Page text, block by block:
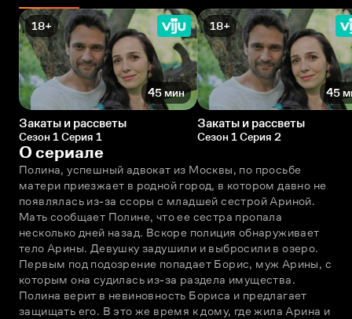
18+
45 мин
Закаты и рассветы
Сезон 1 Серия 1
18+
45
Закаты и рассветы
Сезон 1 Серия 2
О сериале
Полина, успешный адвокат из Москвы, по просьбе
матери приезжает в родной город, в котором давно не
появлялась из-за ссоры с младшей сестрой Ариной.
Мать сообщает Полине, что ее сестра пропала
несколько дней назад. Вскоре полиция обнаруживает
тело Арины. Девушку задушили и выбросили в озеро.
Первым под подозрение попадает Борис, муж Арины, с
которым она судилась из-за раздела имущества.
Полина верит в невиновность Бориса и предлагает
защищать его. В это же время к дому, где жила Арина и